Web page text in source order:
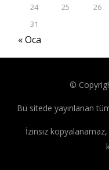
24
25 26
31
« Oca
©
Bu sitede yayınlanan
İzinsiz